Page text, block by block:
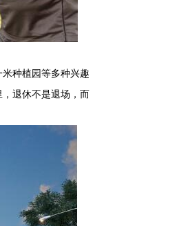
种植园等多种兴趣
退休不是退场，而